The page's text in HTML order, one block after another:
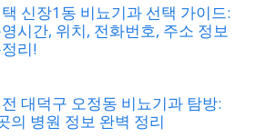
신장1동 비뇨기과 선택 가이드:
시간, 위치, 전화번호, 주소 정보
리!
대덕구 오정동 비뇨기과 탐방:
의 병원 정보 완벽 정리